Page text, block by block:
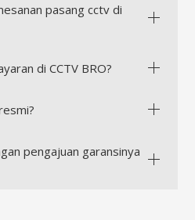
pasang cctv di
di CCTV BRO?
pengajuan garansinya